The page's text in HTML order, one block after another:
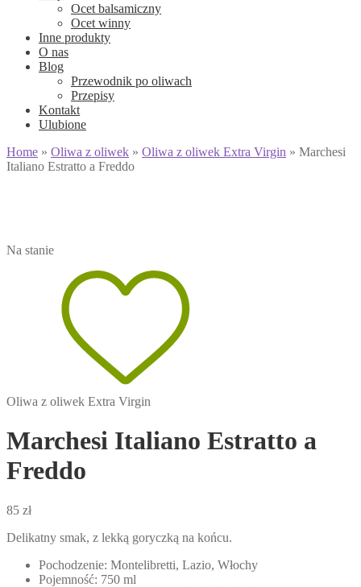
Ocet balsamiczny
Ocet winny
Inne produkty
O nas
Blog
Przewodnik po oliwach
Przepisy
Kontakt
Ulubione
Home » Oliwa z oliwek » Oliwa z oliwek Extra Virgin » Marchesi
Italiano Estratto a Freddo
Na stanie
Oliwa z oliwek Extra Virgin
Marchesi Italiano Estratto a
Freddo
85 zł
Delikatny smak, z lekką goryczką na końcu.
Pochodzenie: Montelibretti, Lazio, Włochy
Pojemność: 750 ml